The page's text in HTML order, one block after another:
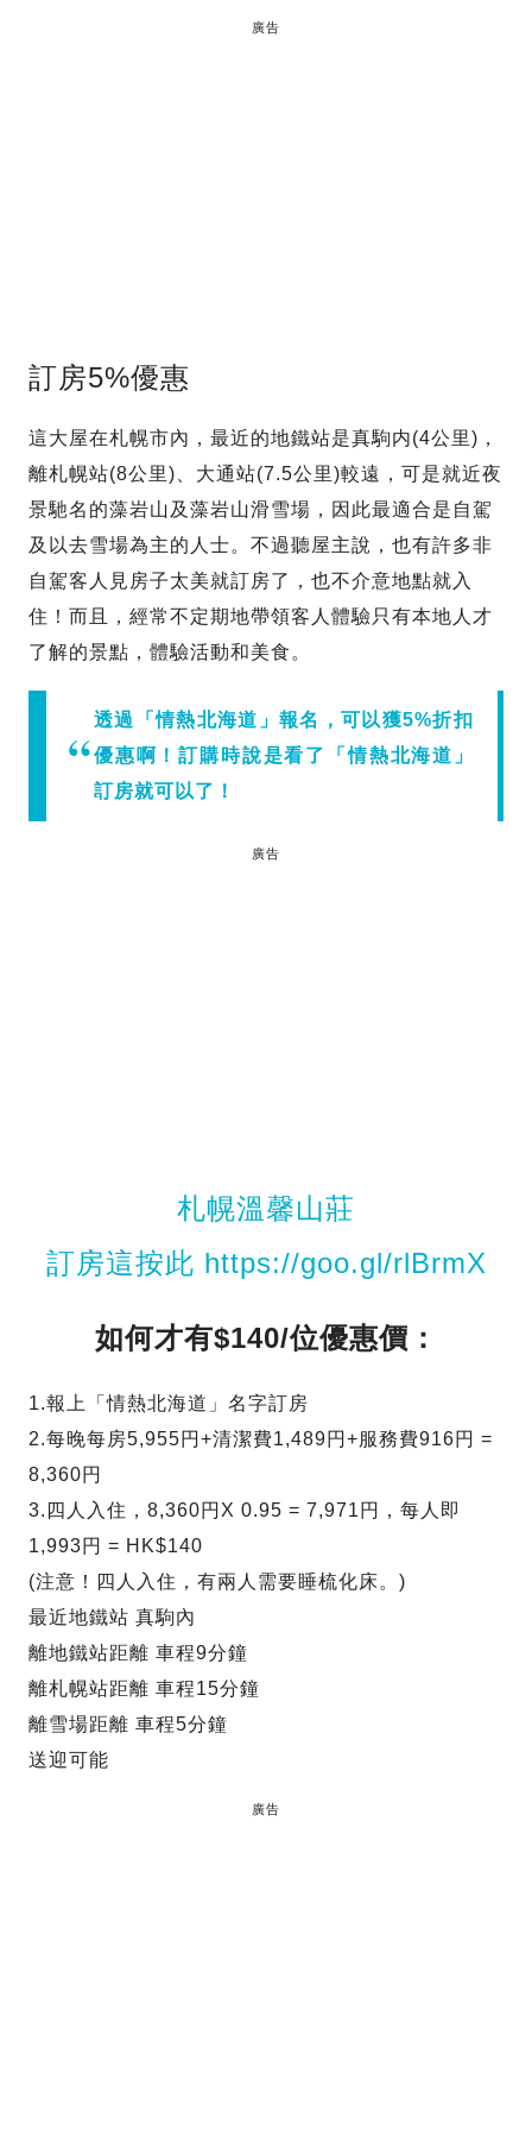
廣告
訂房5%優惠
這大屋在札幌市內，最近的地鐵站是真駒内(4公里)，
離札幌站(8公里)、大通站(7.5公里)較遠，可是就近夜
景馳名的藻岩山及藻岩山滑雪場，因此最適合是自駕
及以去雪場為主的人士。不過聽屋主說，也有許多非
自駕客人見房子太美就訂房了，也不介意地點就入
住！而且，經常不定期地帶領客人體驗只有本地人才
了解的景點，體驗活動和美食。
透過「情熱北海道」報名，可以獲5%折扣
優惠啊！訂購時說是看了「情熱北海道」
訂房就可以了！
廣告
札幌溫馨山莊
訂房這按此 https://goo.gl/rlBrmX
如何才有$140/位優惠價：
1.報上「情熱北海道」名字訂房
2.每晚每房5,955円+清潔費1,489円+服務費916円 =
8,360円
3.四人入住，8,360円X 0.95 = 7,971円，每人即
1,993円 = HK$140
(注意！四人入住，有兩人需要睡梳化床。)
最近地鐵站 真駒內
離地鐵站距離 車程9分鐘
離札幌站距離 車程15分鐘
離雪場距離 車程5分鐘
送迎可能
廣告